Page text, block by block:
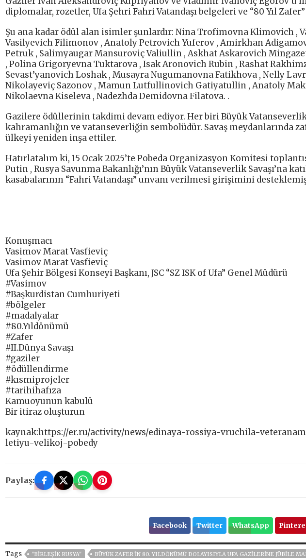
diplomalar, rozetler, Ufa Şehri Fahri Vatandaşı belgeleri ve “80 Yıl
Şu ana kadar ödül alan isimler şunlardır: Nina Trofimovna Klimovich ,
Vasilyevich Filimonov , Anatoly Petrovich Yuferov , Amirkhan
Petruk , Salimyaugar Mansuroviç Valiullin , Askhat Askarovich
, Polina Grigoryevna Tuktarova , Isak Aronovich Rubin , Rashat
Sevast’yanovich Loshak , Musayra Nugumanovna Fatikhova , Nelly
Nikolayeviç Sazonov , Mamun Lutfullinovich Gatiyatullin , Anatoly
Nikolaevna Kiseleva , Nadezhda Demidovna Filatova. .
Gazilere ödüllerinin takdimi devam ediyor. Her biri Büyük Vatanseverlik
kahramanlığın ve vatanseverliğin sembolüdür. Savaş meydanlarında
ülkeyi yeniden inşa ettiler.
Hatırlatalım ki, 15 Ocak 2025’te Pobeda Organizasyon Komitesi
Putin , Rusya Savunma Bakanlığı’nın Büyük Vatanseverlik Savaşı’na
kasabalarının “Fahri Vatandaşı” unvanı verilmesi girişimini
Konuşmacı
Vasimov Marat Vasfieviç
Vasimov Marat Vasfieviç
Ufa Şehir Bölgesi Konseyi Başkanı, JSC “SZ ISK of Ufa” Genel Müdürü
#Vasimov
#Başkurdistan Cumhuriyeti
#bölgeler
#madalyalar
#80.Yıldönümü
#Zafer
#II.Dünya Savaşı
#gaziler
#ödüllendirme
#kısmiprojeler
#tarihihafıza
Kamuoyunun kabulü
Bir itiraz oluşturun
kaynak:https://er.ru/activity/news/edinaya-rossiya-vruchila-
letiyu-velikoj-pobedy
Paylaş:
Facebook Twitter WhatsApp
Tags "BIRLEŞIK RUSYA" BÜYÜK ZAFER'IN 80. YILDÖNÜMÜ DOLAYISIYLA UFA GAZILERINE JÜBILE